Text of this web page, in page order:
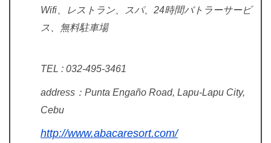
Wifi、
レストラン、 スパ、24時間バトラーサービ
ス、無料駐車場
TEL : 032-495-3461
address：Punta Engaño Road, Lapu-Lapu City,
Cebu
http://www.abacaresort.com/